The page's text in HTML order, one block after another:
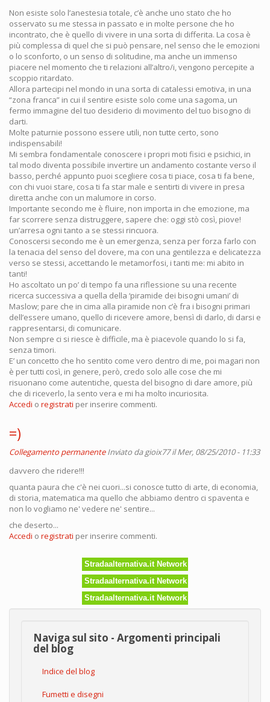
Non esiste solo l’anestesia totale, c’è anche uno stato che ho
osservato su me stessa in passato e in molte persone che ho
incontrato, che è quello di vivere in una sorta di differita. La cosa è
più complessa di quel che si può pensare, nel senso che le emozioni
o lo sconforto, o un senso di solitudine, ma anche un immenso
piacere nel momento che ti relazioni all’altro/i, vengono percepite a
scoppio ritardato.
Allora partecipi nel mondo in una sorta di catalessi emotiva, in una
“zona franca” in cui il sentire esiste solo come una sagoma, un
fermo immagine del tuo desiderio di movimento del tuo bisogno di
darti.
Molte paturnie possono essere utili, non tutte certo, sono
indispensabili!
Mi sembra fondamentale conoscere i propri moti fisici e psichici, in
tal modo diventa possibile invertire un andamento costante verso il
basso, perché appunto puoi scegliere cosa ti piace, cosa ti fa bene,
con chi vuoi stare, cosa ti fa star male e sentirti di vivere in presa
diretta anche con un malumore in corso.
Importante secondo me è fluire, non importa in che emozione, ma
far scorrere senza distruggere, sapere che: oggi stò così, piove!
un’arresa ogni tanto a se stessi rincuora.
Conoscersi secondo me è un emergenza, senza per forza farlo con
la tenacia del senso del dovere, ma con una gentilezza e delicatezza
verso se stessi, accettando le metamorfosi, i tanti me: mi abito in
tanti!
Ho ascoltato un po’ di tempo fa una riflessione su una recente
ricerca successiva a quella della ‘piramide dei bisogni umani’ di
Maslow; pare che in cima alla piramide non c’è fra i bisogni primari
dell’essere umano, quello di ricevere amore, bensì di darlo, di darsi e
rappresentarsi, di comunicare.
Non sempre ci si riesce è difficile, ma è piacevole quando lo si fa,
senza timori.
E’ un concetto che ho sentito come vero dentro di me, poi magari non
è per tutti così, in genere, però, credo solo alle cose che mi
risuonano come autentiche, questa del bisogno di dare amore, più
che di riceverlo, la sento vera e mi ha molto incuriosita.
Accedi o registrati per inserire commenti.
=)
Collegamento permanente Inviato dagioix77il Mer, 08/25/2010 - 11:33
davvero che ridere!!!
quanta paura che c'è nei cuori...si conosce tutto di arte, di economia,
di storia, matematica ma quello che abbiamo dentro ci spaventa e
non lo vogliamo ne' vedere ne' sentire...
che deserto...
Accedi o registrati per inserire commenti.
Stradaalternativa.it Network
Stradaalternativa.it Network
Stradaalternativa.it Network
Naviga sul sito - Argomenti principali
del blog
Indice del blog
Fumetti e disegni